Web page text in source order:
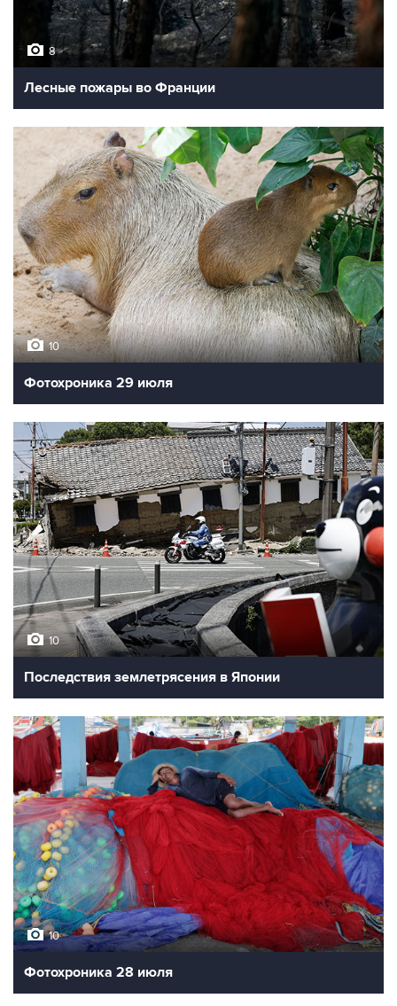
8
Лесные пожары во Франции
10
Фотохроника 29 июля
10
Последствия землетрясения в Японии
10
Фотохроника 28 июля